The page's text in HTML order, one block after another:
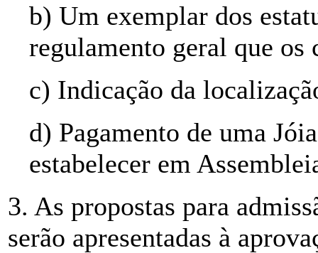
b) Um exemplar dos
regulamento geral que os
c) Indicação da
d) Pagamento de uma
estabelecer em
3. As propostas para
serão apresentadas à